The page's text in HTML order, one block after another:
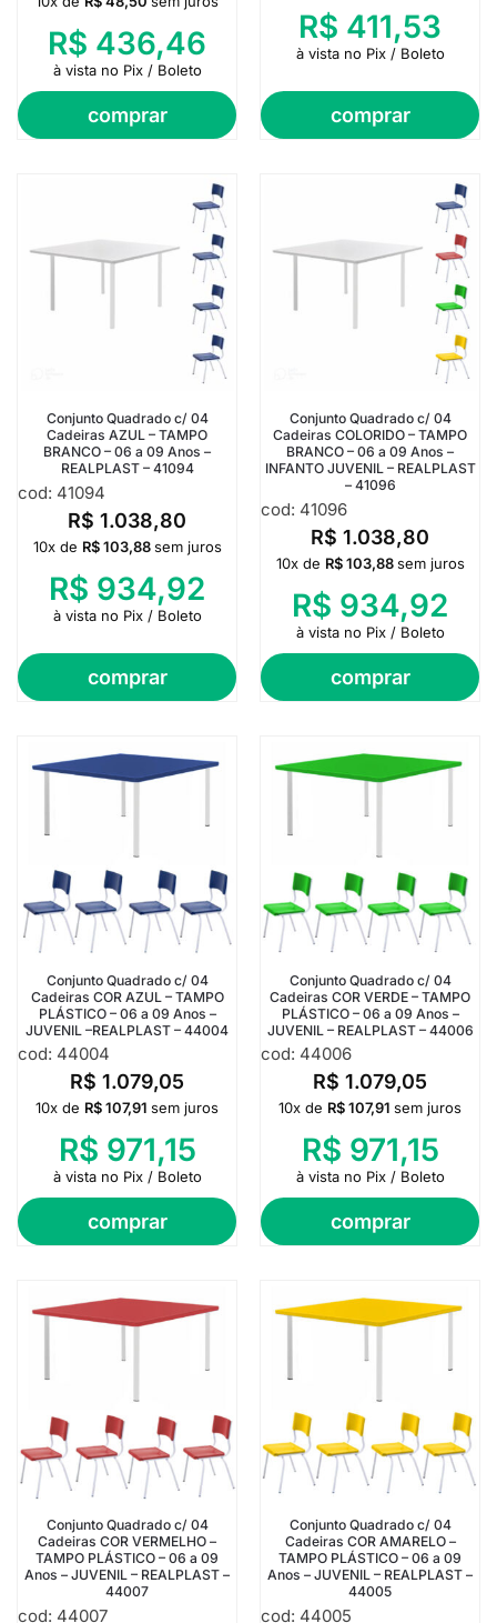
comprar
R$ 436,46
à vista no Pix / Boleto
comprar
R$ 411,53
à vista no Pix / Boleto
Conjunto Quadrado c/ 04
Cadeiras AZUL – TAMPO
BRANCO – 06 a 09 Anos –
REALPLAST – 41094
cod: 41094
R$ 1.038,80
comprar
10x de R$103,88 sem juros
R$ 934,92
à vista no Pix / Boleto
Conjunto Quadrado c/ 04
Cadeiras COLORIDO – TAMPO
BRANCO – 06 a 09 Anos –
INFANTO JUVENIL – REALPLAST
– 41096
cod: 41096
R$ 1.038,80
comprar
10x de R$103,88 sem juros
R$ 934,92
à vista no Pix / Boleto
Conjunto Quadrado c/ 04
Cadeiras COR AZUL – TAMPO
PLÁSTICO – 06 a 09 Anos –
JUVENIL –REALPLAST – 44004
cod: 44004
R$ 1.079,05
comprar
10x de R$107,91 sem juros
R$ 971,15
à vista no Pix / Boleto
Conjunto Quadrado c/ 04
Cadeiras COR VERDE – TAMPO
PLÁSTICO – 06 a 09 Anos –
JUVENIL – REALPLAST – 44006
cod: 44006
R$ 1.079,05
comprar
10x de R$107,91 sem juros
R$ 971,15
à vista no Pix / Boleto
Conjunto Quadrado c/ 04
Cadeiras COR VERMELHO –
TAMPO PLÁSTICO – 06 a 09
Anos – JUVENIL – REALPLAST –
44007
cod: 44007
Conjunto Quadrado c/ 04
Cadeiras COR AMARELO –
TAMPO PLÁSTICO – 06 a 09
Anos – JUVENIL – REALPLAST –
44005
cod: 44005